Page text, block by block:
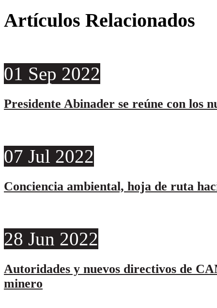
Artículos Relacionados
01 Sep 2022
Presidente Abinader se reúne con los
07 Jul 2022
Conciencia ambiental, hoja de ruta
28 Jun 2022
Autoridades y nuevos directivos de
minero